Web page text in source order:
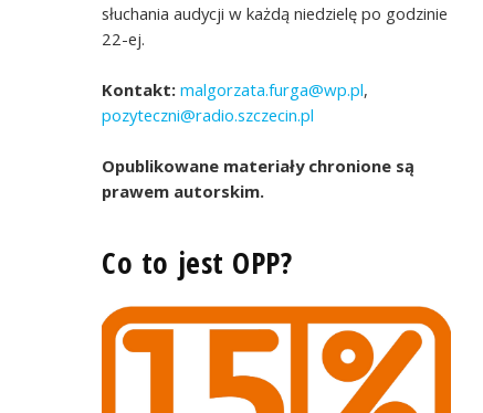
słuchania audycji w każdą niedzielę po godzinie
22-ej.
Kontakt: malgorzata.furga@wp.pl,
pozyteczni@radio.szczecin.pl
Opublikowane materiały chronione są
prawem autorskim.
Co to jest OPP?